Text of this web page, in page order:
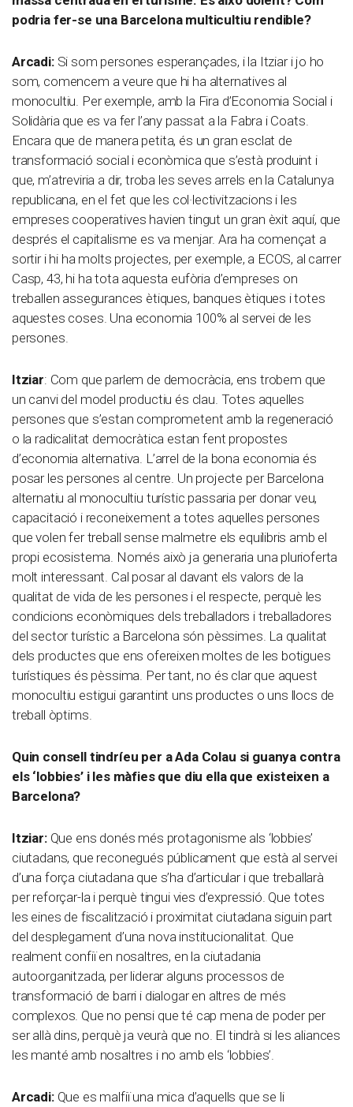
podria fer-se una Barcelona multicultiu rendible?
Arcadi:Si som persones esperançades, i la Itziar i jo ho
som, comencem a veure que hi ha alternatives al
monocultiu. Per exemple, amb la Fira d’Economia Social i
Solidària que es va fer l’any passat a la Fabra i Coats.
Encara que de manera petita, és un gran esclat de
transformació social i econòmica que s’està produint i
que, m’atreviria a dir, troba les seves arrels en la Catalunya
republicana, en el fet que les col·lectivitzacions i les
empreses cooperatives havien tingut un gran èxit aquí, que
després el capitalisme es va menjar. Ara ha començat a
sortir i hi ha molts projectes, per exemple, a ECOS, al carrer
Casp, 43, hi ha tota aquesta eufòria d’empreses on
treballen assegurances ètiques, banques ètiques i totes
aquestes coses. Una economia 100% al servei de les
persones.
Itziar: Com que parlem de democràcia, ens trobem que
un canvi del model productiu és clau. Totes aquelles
persones que s’estan comprometent amb la regeneració
o la radicalitat democràtica estan fent propostes
d’economia alternativa. L’arrel de la bona economia és
posar les persones al centre. Un projecte per Barcelona
alternatiu al monocultiu turístic passaria per donar veu,
capacitació i reconeixement a totes aquelles persones
que volen fer treball sense malmetre els equilibris amb el
propi ecosistema. Només això ja generaria una plurioferta
molt interessant. Cal posar al davant els valors de la
qualitat de vida de les persones i el respecte, perquè les
condicions econòmiques dels treballadors i treballadores
del sector turístic a Barcelona són pèssimes. La qualitat
dels productes que ens ofereixen moltes de les botigues
turístiques és pèssima. Per tant, no és clar que aquest
monocultiu estigui garantint uns productes o uns llocs de
treball òptims.
Quin consell tindríeu per a Ada Colau si guanya contra
els ‘lobbies’ i les màfies que diu ella que existeixen a
Barcelona?
Itziar:Que ens donés més protagonisme als ‘lobbies’
ciutadans, que reconegués públicament que està al servei
d’una força ciutadana que s’ha d’articular i que treballarà
per reforçar-la i perquè tingui vies d’expressió. Que totes
les eines de fiscalització i proximitat ciutadana siguin part
del desplegament d’una nova institucionalitat. Que
realment confiï en nosaltres, en la ciutadania
autoorganitzada, per liderar alguns processos de
transformació de barri i dialogar en altres de més
complexos. Que no pensi que té cap mena de poder per
ser allà dins, perquè ja veurà que no. El tindrà si les aliances
les manté amb nosaltres i no amb els ‘lobbies’.
Arcadi:Que es malfiï una mica d’aquells que se li